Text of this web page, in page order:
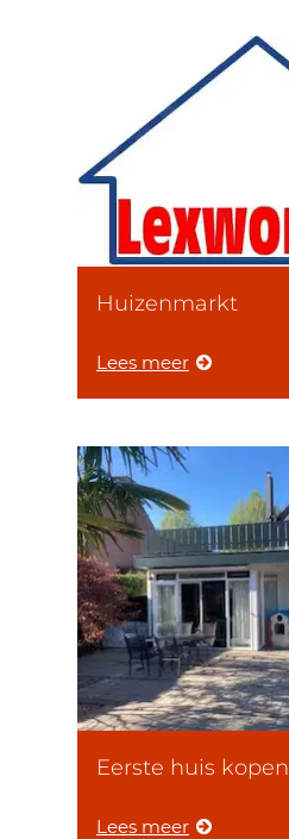
Huizenmarkt
Lees meer
Eerste huis kopen
Lees meer